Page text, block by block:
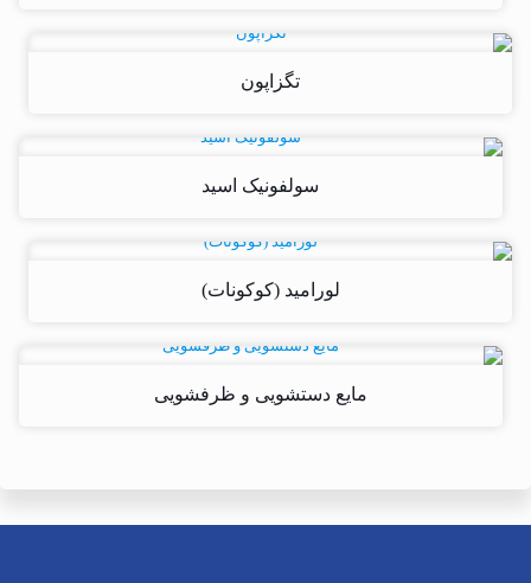
تگزاپون
سولفونیک اسید
لورامید (کوکونات)
مایع دستشویی و ظرفشویی